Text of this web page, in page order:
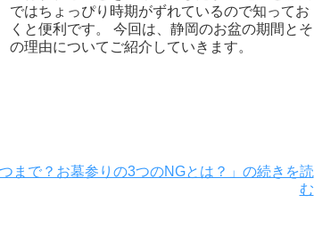
ではちょっぴり時期がずれているので知ってお
くと便利です。 今回は、静岡のお盆の期間とそ
の理由についてご紹介していきます。
まで？お墓参りの3つのNGとは？」の続きを読
む